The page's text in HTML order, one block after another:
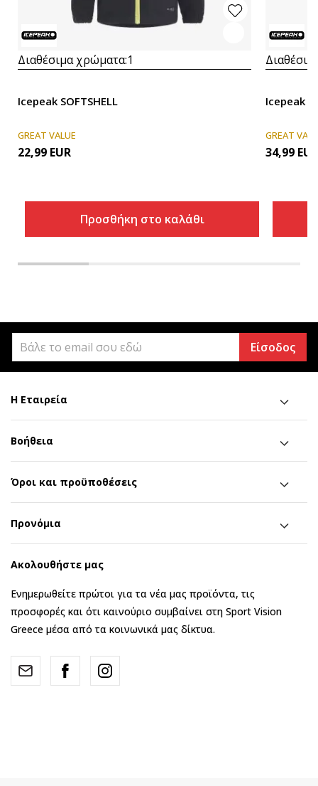
Διαθέσιμα χρώματα:1
Icepeak SOFTSHELL
GREAT VALUE
22,99 EUR
Προσθήκη στο καλάθι
Icepeak
GREAT
34,99 EUR
Είσοδος
Η Εταιρεία
Βοήθεια
Όροι και προϋποθέσεις
Προνόμια
Ακολουθήστε μας
Ενημερωθείτε πρώτοι για τα νέα μας προϊόντα, τις
προσφορές και ότι καινούριο συμβαίνει στη Sport Vision
Greece μέσα από τα κοινωνικά μας δίκτυα.